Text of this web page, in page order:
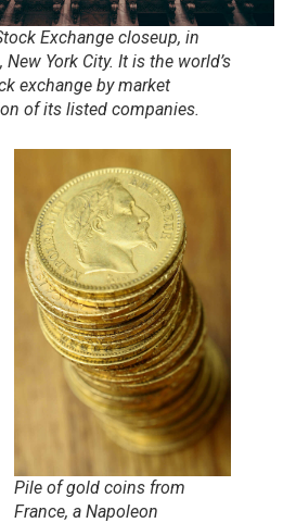
Exchange closeup, in
York City. It is the world’s
exchange by market
of its listed companies.
Pile of gold coins from
France, a Napoleon